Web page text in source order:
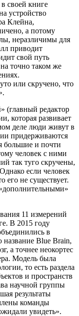
своей книге
устройство
Клейна,
а потому
неразличимы для
приводит
свой путь
точно таком же
или скручено, что
(главный редактор
которая развивает
деле люди живут в
придерживаются
большие и почти
человек с ними
так туго скручены,
если человек
его не существует.
11 измерений
В 2015 году
в
Blue Brain,
а точнее неокортес
Модель была
то есть раздела
и пространств
научной группы
результаты
команды
увидеть».